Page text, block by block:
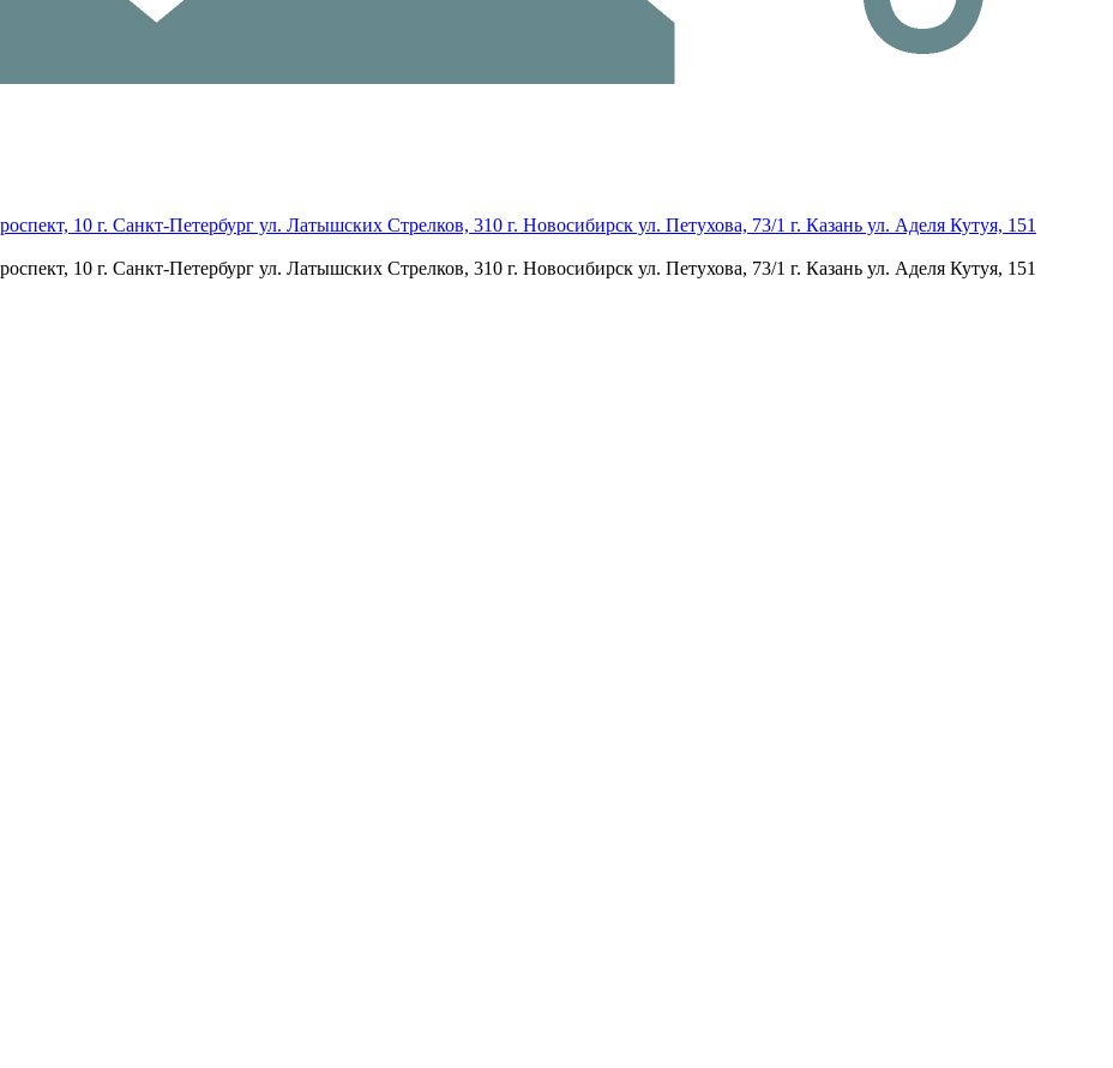
10 г. Санкт-Петербург ул. Латышских Стрелков, 310 г. Новосибирск ул. Петухова, 73/1 г. Казань ул. Аделя Кутуя, 151
10 г. Санкт-Петербург ул. Латышских Стрелков, 310 г. Новосибирск ул. Петухова, 73/1 г. Казань ул. Аделя Кутуя, 151